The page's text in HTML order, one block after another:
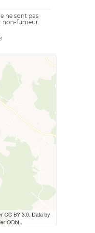
ne sont pas
non-fumeur.
CC BY 3.0. Data by
ODbL.